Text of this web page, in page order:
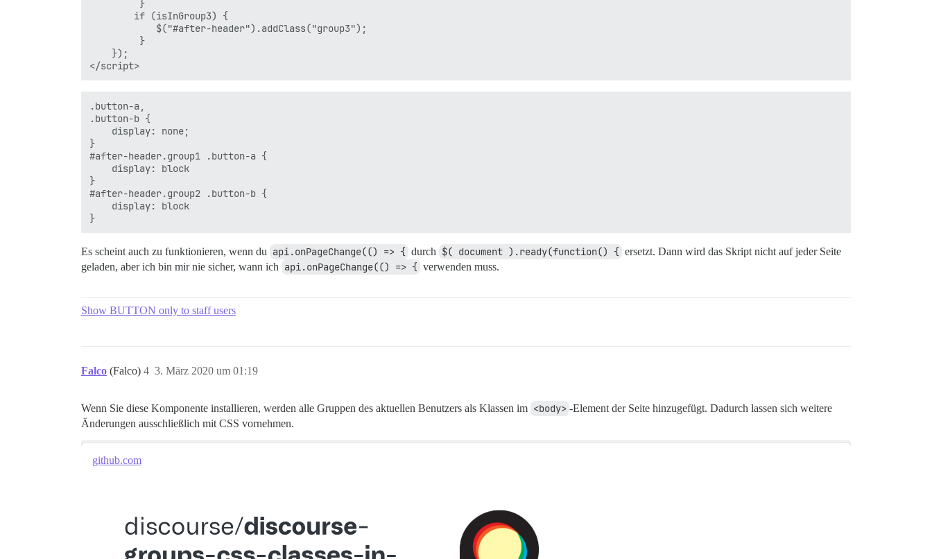
         }
        if (isInGroup3) {
            $("#after-header").addClass("group3");
         }
    });
.button-a,
.button-b {
    display: none;
}
#after-header.group1 .button-a {
    display: block
}
#after-header.group2 .button-b {
    display: block
Es scheint auch zu funktionieren, wenn du api.onPageChange(() => { durch $( document ).ready(function() { ersetzt. Dann wird das Skript nicht auf jeder Seite
geladen, aber ich bin mir nie sicher, wann ich api.onPageChange(() => { verwenden muss.
Show BUTTON only to staff users
Falco (Falco) 3. März 2020 um 01:19
4
Wenn Sie diese Komponente installieren, werden alle Gruppen des aktuellen Benutzers als Klassen im <body> -Element der Seite hinzugefügt. Dadurch lassen sich weitere
Änderungen ausschließlich mit CSS vornehmen.
github.com